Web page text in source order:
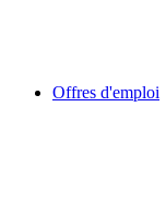
Offres d'emploi